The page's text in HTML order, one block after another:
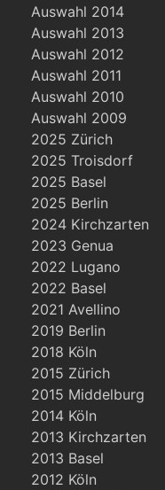
Auswahl 2014
Auswahl 2013
Auswahl 2012
Auswahl 2011
Auswahl 2010
Auswahl 2009
2025 Zürich
2025 Troisdorf
2025 Basel
2025 Berlin
2024 Kirchzarten
2023 Genua
2022 Lugano
2022 Basel
2021 Avellino
2019 Berlin
2018 Köln
2015 Zürich
2015 Middelburg
2014 Köln
2013 Kirchzarten
2013 Basel
2012 Köln